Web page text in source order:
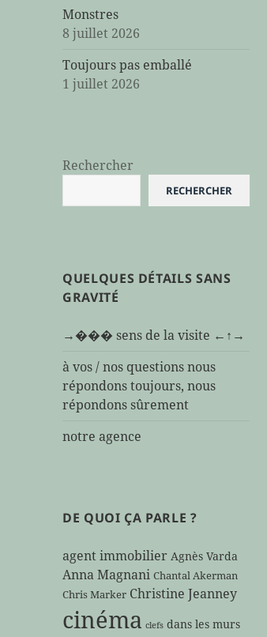
Monstres
8 juillet 2026
Toujours pas emballé
1 juillet 2026
Rechercher
RECHERCHER
QUELQUES DÉTAILS SANS
GRAVITÉ
→��� sens de la visite ←↑→
à vos / nos questions nous
répondons toujours, nous
répondons sûrement
notre agence
DE QUOI ÇA PARLE ?
agent immobilier Agnès Varda
Anna Magnani Chantal Akerman
Chris Marker Christine Jeanney
cinéma clefs dans les murs